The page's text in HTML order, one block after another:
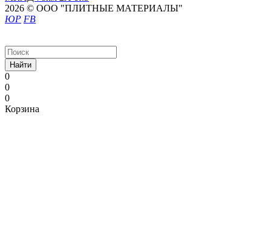
2026 © ООО "ПЛИТНЫЕ МАТЕРИАЛЫ"
ЮР FB
Найти
0
0
0
Корзина